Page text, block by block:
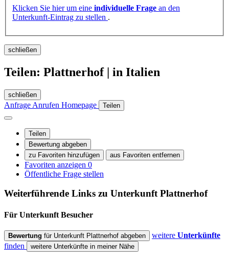
Klicken Sie hier um eine individuelle Frage an den
Unterkunft-Eintrag zu stellen .
schließen
Teilen: Plattnerhof | in Italien
schließen
Anfrage Anrufen Homepage Teilen
Teilen
Bewertung abgeben
zu Favoriten hinzufügen
aus Favoriten entfernen
Favoriten anzeigen 0
Öffentliche Frage stellen
Weiterführende Links zu UnterkunftPlattnerhof
Für Unterkunft Besucher
Bewertung für Unterkunft Plattnerhof abgeben weitere Unterkünfte
finden
weitere Unterkünfte in meiner Nähe